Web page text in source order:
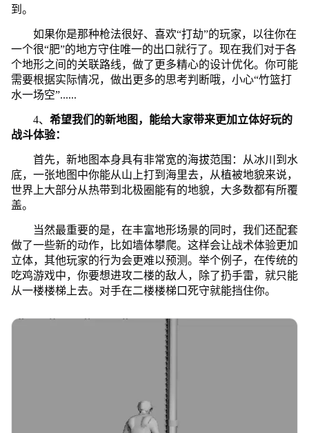
到。
如果你是那种枪法很好、喜欢“打劫”的玩家，以往你在
一个很“肥”的地方守住唯一的出口就行了。现在我们对于各
个地形之间的关联路线，做了更多精心的设计优化。你可能
需要根据实际情况，做出更多的思考判断哦，小心“竹篮打
水一场空”......
4、 希望我们的新地图，能给大家带来更加立体好玩的
战斗体验：
首先，新地图本身具有非常宽的海拔范围：从冰川到水
底，一张地图中你能从山上打到海里去，从植被地貌来说，
世界上大部分从热带到北极圈能有的地貌，大多数都有所覆
盖。
当然最重要的是，在丰富地形场景的同时，我们还配套
做了一些新的动作，比如墙体攀爬。这样会让战术体验更加
立体，其他玩家的行为会更难以预测。举个例子，在传统的
吃鸡游戏中，你要想进攻二楼的敌人，除了扔手雷，就只能
从一楼楼梯上去。对手在二楼楼梯口死守就能挡住你。